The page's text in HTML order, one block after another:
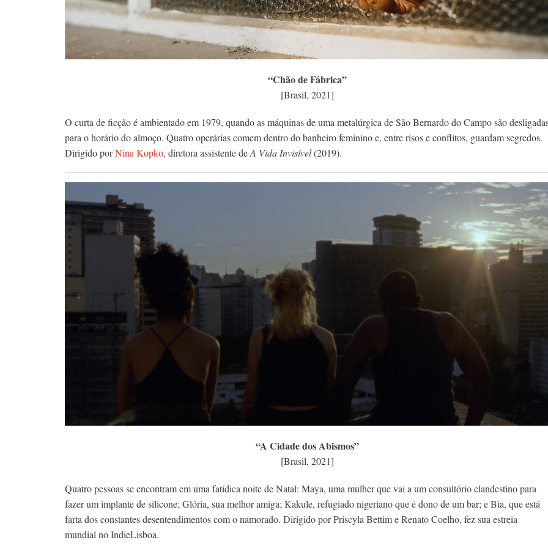
“Chão de Fábrica”
[Brasil, 2021]
O curta de ficção é ambientado em 1979, quando as máquinas de uma metalúrgica de São Bernardo do Campo são
para o horário do almoço. Quatro operárias comem dentro do banheiro feminino e, entre risos e conflitos, guardam segredos.
Dirigido porNina Kopko, diretora assistente deA Vida Invisível(2019).
“A Cidade dos Abismos”
[Brasil, 2021]
Quatro pessoas se encontram em uma fatídica noite de Natal: Maya, uma mulher que vai a um consultório clandestino para
fazer um implante de silicone; Glória, sua melhor amiga; Kakule, refugiado nigeriano que é dono de um bar; e Bia, que está
farta dos constantes desentendimentos com o namorado. Dirigido por Priscyla Bettim e Renato Coelho, fez sua estreia
mundial no IndieLisboa.